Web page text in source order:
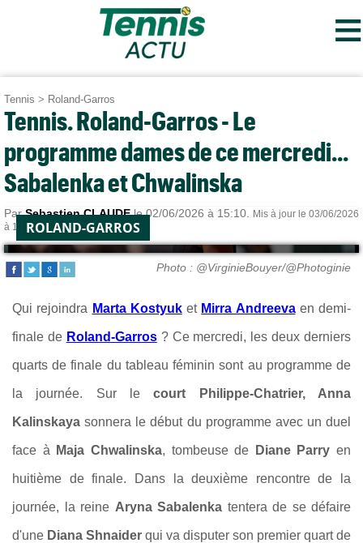
≡
Tennis > Roland-Garros
Tennis. Roland-Garros - Le
programme dames de ce mercredi...
Sabalenka et Chwalinska
ParSebastien CLAUDEle 02/06/2026 à 15:10.
Mis à jour le 03/06/2026
à 10:44.ROLAND-GARROS
Photo : @VirginieBouyer/@Photoginie
Qui rejoindra Marta Kostyuk et Mirra Andreeva en demi-
finale de Roland-Garros? Ce mercredi, les deux derniers
quarts de finale du tableau féminin sont au programme de
la journée. Sur lecourt Philippe-Chatrier, Anna
Kalinskaya sonnera le début du programme avec un duel
face à Maja Chwalinska, tombeuse de Diane Parry en
huitième de finale. Dans la deuxième rencontre de la
journée, la reine Aryna Sabalenka tentera de se défaire
d'une Diana Shnaider qui va disputer son premier quart de